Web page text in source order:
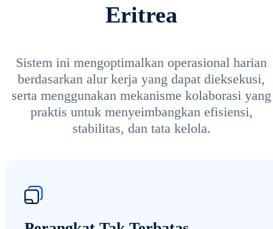
Eritrea
Sistem ini mengoptimalkan operasional harian
berdasarkan alur kerja yang dapat dieksekusi,
serta menggunakan mekanisme kolaborasi yang
praktis untuk menyeimbangkan efisiensi,
stabilitas, dan tata kelola.